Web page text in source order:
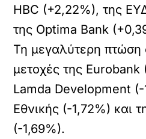
HBC (+2,22%), της
της Optima Bank
Τη μεγαλύτερη πτώση
μετοχές της Eurobank
Lamda Development (-
Εθνικής (-1,72%) και
(-1,69%).